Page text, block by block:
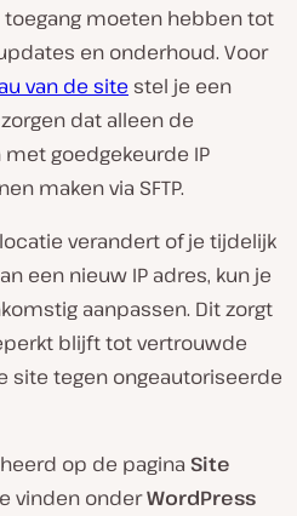
moeten hebben tot
en onderhoud. Voor
van de site stel je een
dat alleen de
goedgekeurde IP
maken via SFTP.
verandert of je tijdelijk
een nieuw IP adres, kun je
aanpassen. Dit zorgt
blijft tot vertrouwde
site tegen ongeautoriseerde
op de pagina Site
vinden onderWordPress